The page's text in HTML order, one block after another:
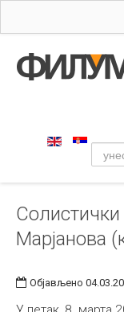
Упис
Уметност
Музичка
Примењена и
Марјанова
Објављено